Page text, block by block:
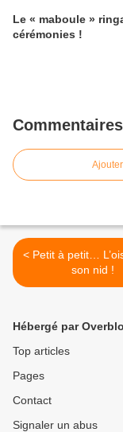
Le « maboule »
cérémonies !
Commentaires
< Petit à petit… L’oiseau fait
son nid !
Hébergé par
Top articles
Pages
Contact
Signaler un abus